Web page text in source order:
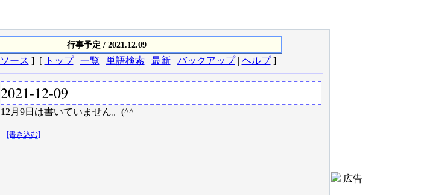
行事予定 / 2021.12.09
ソース ] [ トップ| 一覧 | 単語検索 | 最新| バックアップ| ヘルプ]
2021-12-09
12月9日は書いていません。(^^ゞ
[書き込む]
広告